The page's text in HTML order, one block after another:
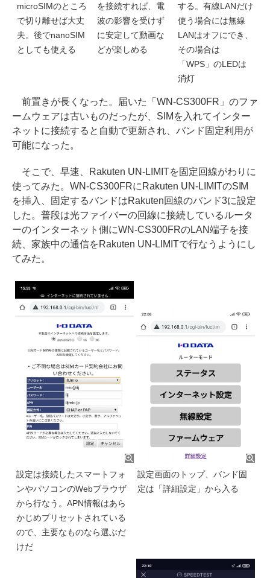
microSIMのところ
で切り離せば大丈
夫。後でnanoSIM
としても使える
を接続すれば、電
波の影響を受けず
に安定して動画な
どが楽しめる
する。有線LANだけ
使う場合には無線
LANはオフにでき、
その場合は
「WPS」のLEDは
消灯
前置きが長くなった。届いた「WN-CS300FR」のファ
ームウェアは古いものだったが、SIMを入れてインター
ネットに接続すると自動で更新され、バンド固定利用が
可能になった。
そこで、早速、Rakuten UN-LIMITを固定回線がわりに
使ってみた。WN-CS300FRにRakuten UN-LIMITのSIM
を挿入、固定するバンドはRakuten回線のバンド3に設定
した。普段は光ファイバーの回線に接続しているルータ
ーのインターネット側にWN-CS300FRのLAN端子を接
続、家族中の通信をRakuten UN-LIMITで行なうようにし
てみた。
設定は接続したスマートフォ
ンやパソコンのWebブラウザ
から行なう。APN情報はあら
かじめプリセットされている
ので、主要なものなら選ぶだ
けだ
設定画面のトップ、バンド固
定は「詳細設定」から入る